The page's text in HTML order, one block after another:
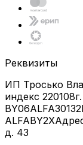
Реквизиты
ИП Тросько
индекс 220108
ALFABY2X
д. 43